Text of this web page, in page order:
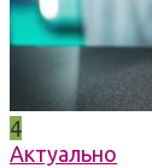
4
Актуально